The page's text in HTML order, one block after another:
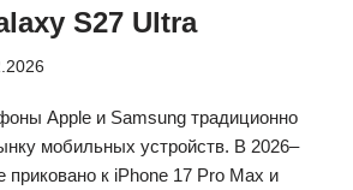
S27 Ultra
Apple и Samsung традиционно
мобильных устройств. В 2026–
приковано к iPhone 17 Pro Max и